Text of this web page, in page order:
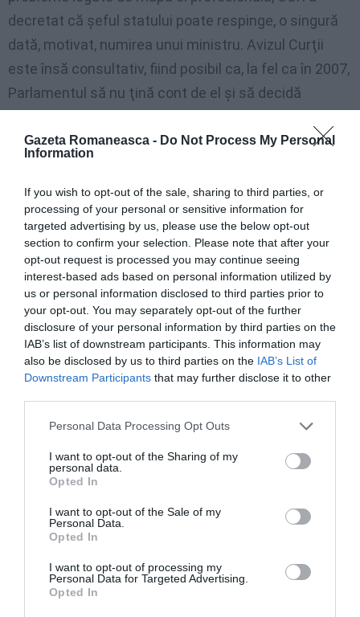
Gazeta Romaneasca - Do Not Process My Personal
Information
If you wish to opt-out of the sale, sharing to third parties, or
processing of your personal or sensitive information for
targeted advertising by us, please use the below opt-out
section to confirm your selection. Please note that after your
opt-out request is processed you may continue seeing
interest-based ads based on personal information utilized by
us or personal information disclosed to third parties prior to
your opt-out. You may separately opt-out of the further
disclosure of your personal information by third parties on the
IAB’s list of downstream participants. This information may
also be disclosed by us to third parties on the IAB’s List of
Downstream Participants that may further disclose it to other
Personal Data Processing Opt Outs
I want to opt-out of the Sharing of my
personal data.
Opted In
I want to opt-out of the Sale of my
Personal Data.
Opted In
I want to opt-out of processing my
Personal Data for Targeted Advertising.
Opted In
decretat că şeful statului poate respinge, o singură
dată, motivat, numirea unui ministru. Avizul Curţii
este însă consultativ, fiind posibil ca, la fel ca în 2007,
Parlamentul să nu ţină cont de el şi să decidă
Ce spun Constituţia şi Legea referendumului
Şeful statului poate fi demis în cazul săvârşirii unor
fapte grave prin care încalcă prevederile Constituţiei.
Decizia se ia cu votul majorităţii deputaţilor şi
senatorilor, după consultarea CCR. Dacă propunerea
este aprobată, în cel mult 30 de zile se organizează
un referendum pentru demiterea Preşedintelui.
Demiterea şefului statului este însă greu de realizat
întrucât ar trebui să voteze pentru ea nu jumătate
plus unu dintre cei care se prezintă la vot, ci
majoritatea cetăţenilor înscrişi pe listele electorale,
potrivit unei modificări la legea referendumului,
promulgate luna trecută. Având însă în vedere că USL
modifice din nou această lege pentru ca preşedintele
Voiculescu: Vom avea prezidenţiale în toamnă